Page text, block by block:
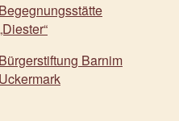
Begegnungsstätte
Bürgerstiftung Barnim
Uckermark